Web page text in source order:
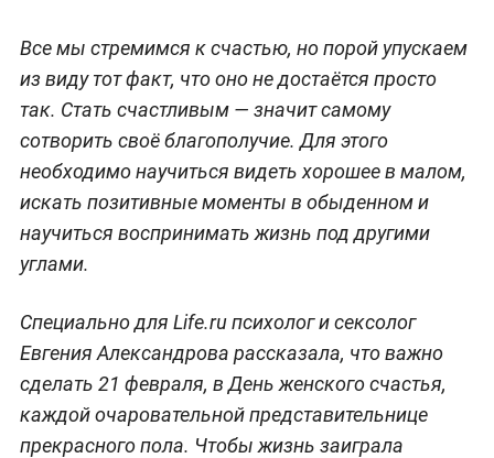
Все мы стремимся к счастью, но порой упускаем
из виду тот факт, что оно не достаётся просто
так. Стать счастливым — значит самому
сотворить своё благополучие. Для этого
необходимо научиться видеть хорошее в малом,
искать позитивные моменты в обыденном и
научиться воспринимать жизнь под другими
углами.
Специально для Life.ru психолог и сексолог
Евгения Александрова рассказала, что важно
сделать 21 февраля, в День женского счастья,
каждой очаровательной представительнице
прекрасного пола. Чтобы жизнь заиграла